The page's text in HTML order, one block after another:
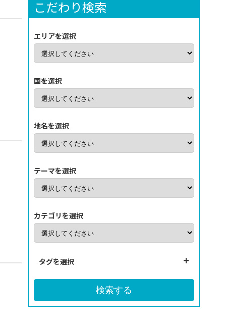
こだわり検索
エリアを選択
国を選択
地名を選択
テーマを選択
カテゴリを選択
タグを選択
検索する